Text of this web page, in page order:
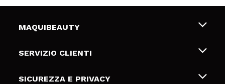
MAQUIBEAUTY
Chi siamo
Gift Cards
SERVIZIO CLIENTI
Spedizioni & Resi
SICUREZZA E PRIVACY